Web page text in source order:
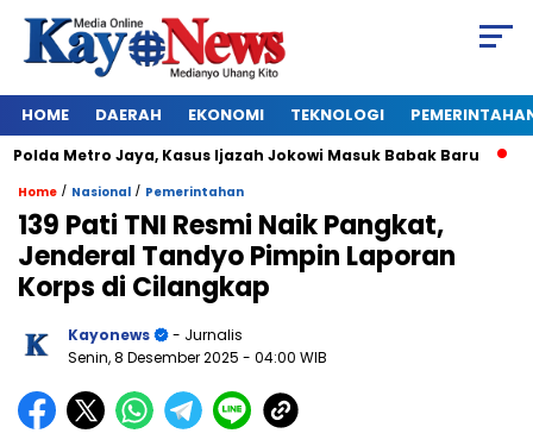
HOME DAERAH EKONOMI TEKNOLOGI
Metro Jaya, Kasus Ijazah Jokowi Masuk Babak Baru
Home / Nasional / Pemerintahan
139 Pati TNI Resmi Naik Pangkat,
Jenderal Tandyo Pimpin Laporan
Korps di Cilangkap
Kayonews
- Jurnalis
Senin, 8 Desember 2025 - 04:00 WIB